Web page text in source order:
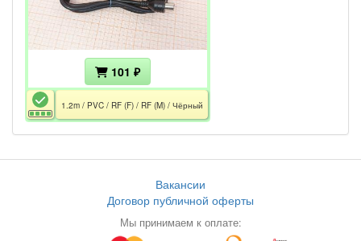
101 ₽
1.2m / PVC / RF (F) / RF (M) / Чёрный
Вакансии
Договор публичной оферты
Мы принимаем к оплате: